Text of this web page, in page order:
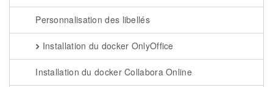
Personnalisation des libellés
Installation du docker OnlyOffice
Installation du docker Collabora Online